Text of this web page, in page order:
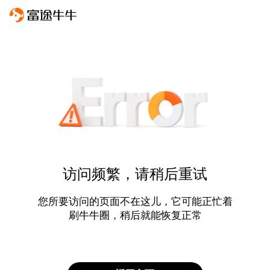
访问频繁，请稍后重试
您所要访问的页面不在这儿，它可能正忙着
刷牛牛圈，稍后就能恢复正常